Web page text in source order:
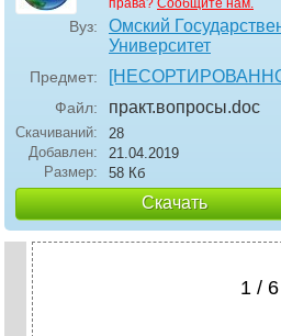
права? Сообщите нам.
Вуз:
Омский
Университет
Предмет:
Файл: практ.вопросы.doc
Скачиваний:
28
Добавлен:
21.04.2019
Размер:
58 Кб
Скачать
1 / 6